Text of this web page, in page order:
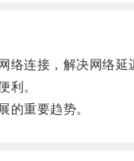
连接，解决网络延
利。
重要趋势。